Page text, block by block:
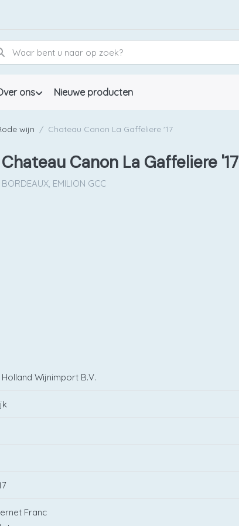
ons Nieuwe producten
wijn Chateau Canon La Gaffeliere '17
Chateau Canon La Gaffeliere '17
BORDEAUX, EMILION GCC
Holland Wijnimport B.V.
Franc